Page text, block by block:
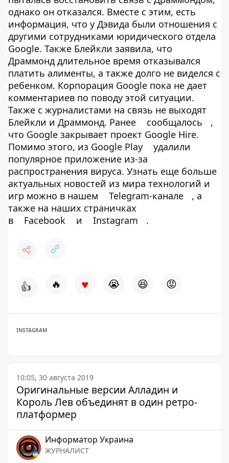
однако он отказался. Вместе с этим, есть
информация, что у Дэвида были отношения с
другими сотрудниками юридического отдела
Google. Также Блейкли заявила, что
Драммонд длительное время отказывался
платить алименты, а также долго не виделся с
ребенком. Корпорация Google пока не дает
комментариев по поводу этой ситуации.
Также с журналистами на связь не выходят
Блейкли и Драммонд. Ранее
сообщалось
,
что Google закрывает проект Google Hire.
Помимо этого, из Google Play
удалили
популярное приложение из-за
распространения вируса. Узнать еще больше
актуальных новостей из мира технологий и
игр можно в нашем
Telegram-канале
, а
также на наших страничках
в
Facebook и Instagram .
👍 🔥 ♥ 😭 😆 😡
INSTAGRAM
10:05, 30 августа 2019
Оригинальные версии Алладин и
Король Лев объединят в один ретро-
платформер
Информатор Украина
ЖУРНАЛИСТ